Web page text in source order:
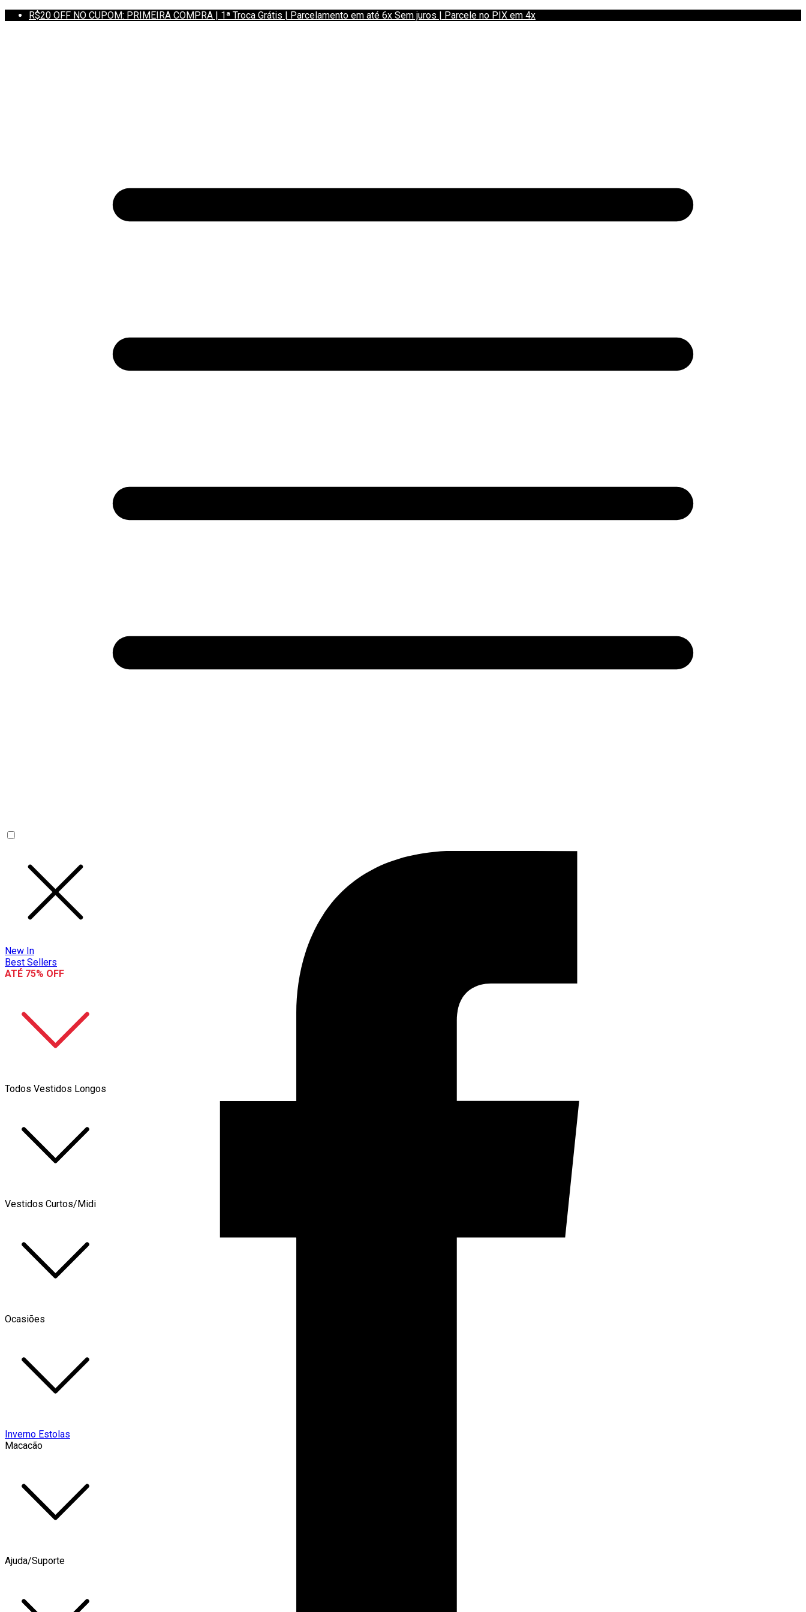
R$20 OFF NO CUPOM: PRIMEIRA COMPRA | 1ª Troca Grátis | Parcelamento em até 6x Sem juros | Parcele no PIX em 4x
New In
Best Sellers
ATÉ 75% OFF
Todos Vestidos Longos
Vestidos Curtos/Midi
Ocasiões
Inverno Estolas
Macacão
Ajuda/Suporte